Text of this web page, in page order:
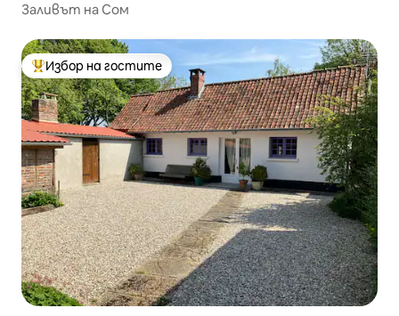
Заливът на Сом
Най-популярен избор на гостите
Избор на гостите